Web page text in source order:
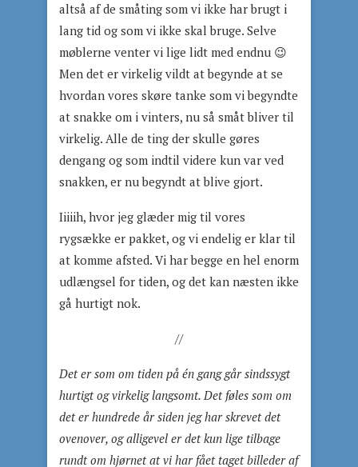
altså af de småting som vi ikke har brugt i
lang tid og som vi ikke skal bruge. Selve
møblerne venter vi lige lidt med endnu 😉
Men det er virkelig vildt at begynde at se
hvordan vores skøre tanke som vi begyndte
at snakke om i vinters, nu så småt bliver til
virkelig. Alle de ting der skulle gøres
dengang og som indtil videre kun var ved
snakken, er nu begyndt at blive gjort.
Iiiiih, hvor jeg glæder mig til vores
rygsække er pakket, og vi endelig er klar til
at komme afsted. Vi har begge en hel enorm
udlængsel for tiden, og det kan næsten ikke
gå hurtigt nok.
//
Det er som om tiden på én gang går sindssygt
hurtigt og virkelig langsomt. Det føles som om
det er hundrede år siden jeg har skrevet det
ovenover, og alligevel er det kun lige tilbage
rundt om hjørnet at vi har fået taget billeder af